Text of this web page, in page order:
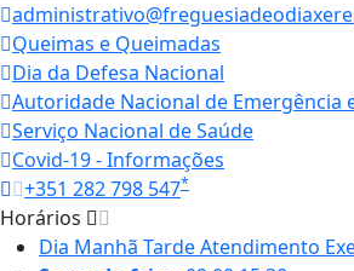
Queimas e Queimadas
Dia da Defesa Nacional
Autoridade Nacional de Emergência
Serviço Nacional de Saúde
Covid-19 - Informações
+351 282 798 547*
Horários
Dia Manhã TardeAtendimento